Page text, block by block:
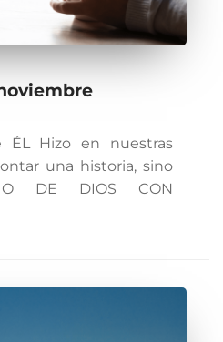
ÉL Hizo en nuestras
una historia, sino
DE DIOS CON